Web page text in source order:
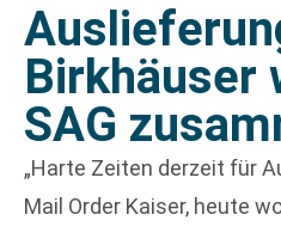
Birkhäuser
SAG
„Harte Zeiten derzeit für
Mail Order Kaiser, heute